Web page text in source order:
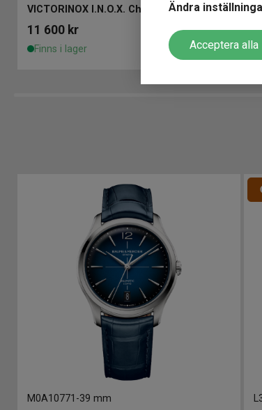
Ändra
Acceptera alla
VICTORINOX I.N.O.X. Chronograph 43mm
11 600 kr
Finns i lager
M0A10771 -39 mm